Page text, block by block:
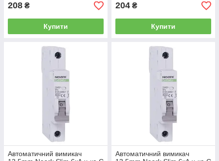
208 ₴
Купити
204 ₴
Купити
Автоматичний вимикач
Автоматичний вимикач